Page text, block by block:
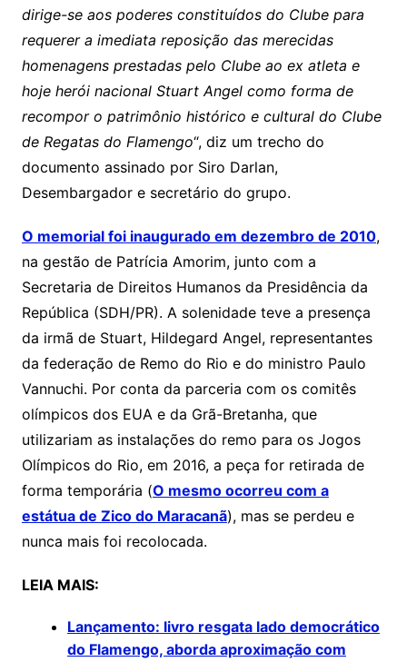
dirige-se aos poderes constituídos do Clube para
requerer a imediata reposição das merecidas
homenagens prestadas pelo Clube ao ex atleta e
hoje herói nacional Stuart Angel como forma de
recompor o patrimônio histórico e cultural do Clube
de Regatas do Flamengo“, diz um trecho do
documento assinado por Siro Darlan,
Desembargador e secretário do grupo.
O memorial foi inaugurado em dezembro de 2010,
na gestão de Patrícia Amorim, junto com a
Secretaria de Direitos Humanos da Presidência da
República (SDH/PR). A solenidade teve a presença
da irmã de Stuart, Hildegard Angel, representantes
da federação de Remo do Rio e do ministro Paulo
Vannuchi. Por conta da parceria com os comitês
olímpicos dos EUA e da Grã-Bretanha, que
utilizariam as instalações do remo para os Jogos
Olímpicos do Rio, em 2016, a peça for retirada de
forma temporária (O mesmo ocorreu com a
estátua de Zico do Maracanã), mas se perdeu e
nunca mais foi recolocada.
LEIA MAIS:
Lançamento: livro resgata lado democrático
do Flamengo, aborda aproximação com